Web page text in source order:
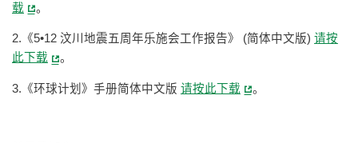
载
。
2.《5•12 汶川地震五周年乐施会工作报告》 (简体中文版) 请按
此下载
。
3.《环球计划》手册简体中文版 请按此下载 。